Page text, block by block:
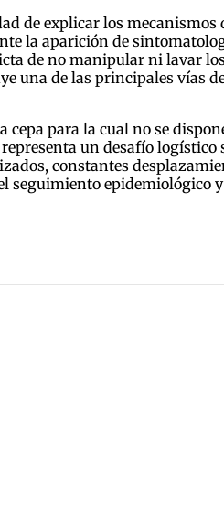
de explicar los mecanismos
la aparición de
de no manipular ni lavar
una de las principales vías
para la cual no se
un desafío
constantes
seguimiento epidemiológico